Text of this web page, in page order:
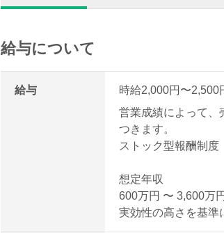
給与について
給与
時給2,000円〜2,500
営業成績によって、
つきます。
ストック型報酬制度
想定年収
600万円 〜 3,600万
実効性の高さを基準